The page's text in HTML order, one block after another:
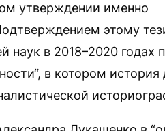
утверждении именно
этому
наук в 2018–2020 годах
в котором история